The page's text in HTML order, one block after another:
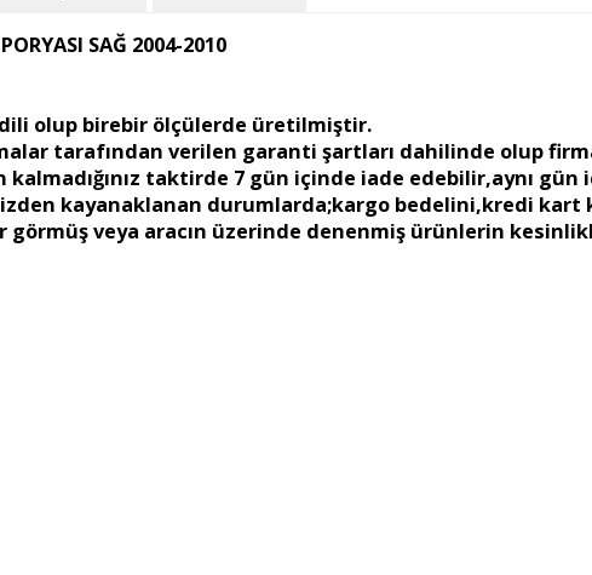
SAĞ 2004-2010
olup birebir ölçülerde üretilmiştir.
tarafından verilen garanti şartları dahilinde olup
taktirde 7 gün içinde iade edebilir,aynı
kayanaklanan durumlarda;kargo bedelini,kredi kart
görmüş veya aracın üzerinde denenmiş ürünlerin